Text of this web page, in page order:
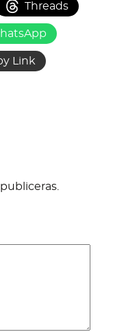
Threads
Link